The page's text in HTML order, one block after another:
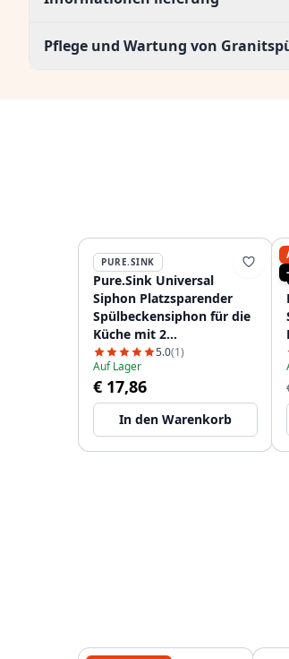
Pflege und Wartung von
PURE.SINK
Pure.Sink Universal
Siphon Platzsparender
Spülbeckensiphon für die
Küche mit 2
Geschirrspüleranschlüssen
WSTSSI-32
5.0(1)
Auf Lager
€ 17,86
In den Warenkorb